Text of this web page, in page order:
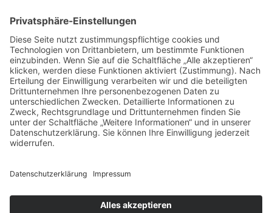
Vereinsvorsitzende:
Maria Streitferdt
Suche
nach: